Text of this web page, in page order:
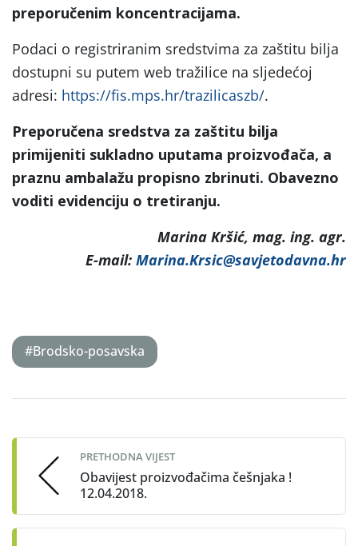
preporučenim koncentracijama.
Podaci o registriranim sredstvima za zaštitu bilja
dostupni su putem web tražilice na sljedećoj
adresi: https://fis.mps.hr/trazilicaszb/.
Preporučena sredstva za zaštitu bilja
primijeniti sukladno uputama proizvođača, a
praznu ambalažu propisno zbrinuti. Obavezno
voditi evidenciju o tretiranju.
Marina Kršić, mag. ing. agr.
E-mail: Marina.Krsic@savjetodavna.hr
#Brodsko-posavska
navigation
PRETHODNA VIJEST
Obavijest proizvođačima češnjaka !
12.04.2018.